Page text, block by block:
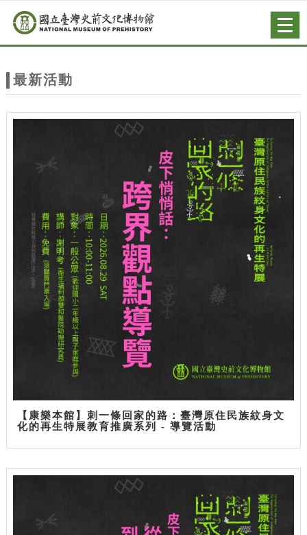
站
主
跳到主要內容
網站導覽
最新活動
【康樂本館】刺一條回家的路：臺灣原住民族紋身文
化的再生特展教育推廣系列 - 導覽活動